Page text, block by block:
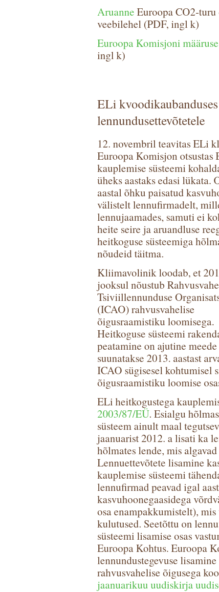
Aruanne Euroopa CO2-
veebilehel (PDF, ingl k)
Euroopa Komisjoni
ingl k)
ELi
lennundusettevõtetele
12. novembril teavitas ELi
Euroopa Komisjon otsustas
kauplemise süsteemi
üheks aastaks edasi lükata.
aastal õhku paisatud
välistelt lennufirmadelt,
lennujaamades, samuti ei
heite seire ja aruandluse
heitkoguse süsteemiga
nõudeid täitma.
Kliimavolinik loodab, et
jooksul nõustub
Tsiviillennunduse
(ICAO) rahvusvahelise
õigusraamistiku loomisega.
Heitkoguse süsteemi
peatamine on ajutine
suunatakse 2013. aastast
ICAO sügisesel kohtumisel
õigusraamistiku loomise
ELi heitkogustega
2003/87/EÜ. Esialgu
süsteem ainult maal
jaanuarist 2012. a lisati ka
hõlmates lende, mis
Lennuettevõtete lisamine
kauplemise süsteemi
lennufirmad peavad igal
kasvuhoonegaasidega
osa enampakkumistelt),
kulutused. Seetõttu on
süsteemi lisamise osas
Euroopa Kohtus. Euroopa
lennundustegevuse
rahvusvahelise õigusega
jaanuarikuu uudiskirja